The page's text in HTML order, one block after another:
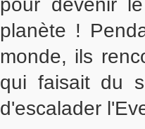
pour devenir
planète !
monde, ils
qui faisait du
d'escalader